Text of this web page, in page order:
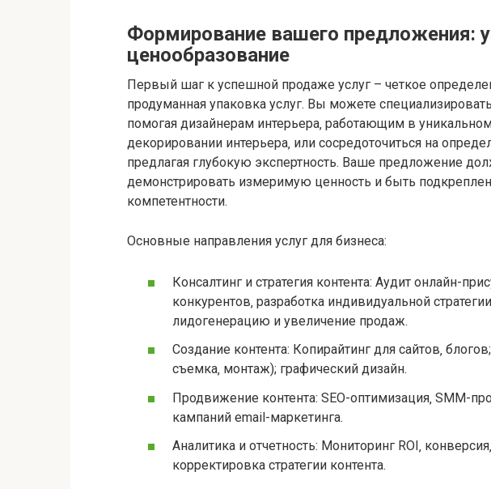
Формирование вашего предложения:
ценообразование
Первый шаг к успешной продаже услуг – четкое
продуманная упаковка услуг. Вы можете
помогая дизайнерам интерьера‚ работающим в
декорировании интерьера‚ или сосредоточиться на
предлагая глубокую экспертность. Ваше предложение
демонстрировать измеримую ценность и быть
компетентности.
Основные направления услуг для бизнеса:
Консалтинг и стратегия контента: Аудит онлайн-
конкурентов‚ разработка индивидуальной
лидогенерацию и увеличение продаж.
Создание контента: Копирайтинг для сайтов‚
съемка‚ монтаж); графический дизайн.
Продвижение контента: SEO-оптимизация‚ SMM-
кампаний email-маркетинга.
Аналитика и отчетность: Мониторинг ROI‚
корректировка стратегии контента.